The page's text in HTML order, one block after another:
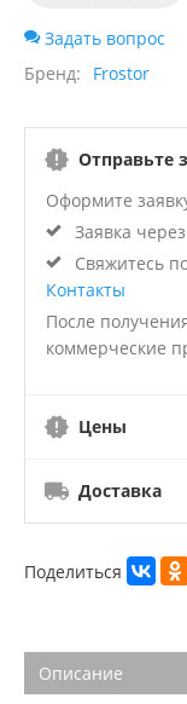
Задать вопрос
Бренд
Frostor
Отправьте
Оформите
Заявка
Свяжитесь
Контакты
После
коммерческие
Цены
Доставка
Поделиться
Описание